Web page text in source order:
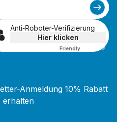
Anti-Roboter-Verifizierung
Hier klicken
Friendly Captcha ⇗
Anmeldung 10% Rabatt
erhalten